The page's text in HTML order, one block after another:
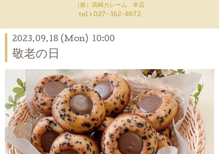
（株）高崎カレーム 本店
tel : 027-362-8672
2023.09.18 (Mon) 10:00
敬老の日